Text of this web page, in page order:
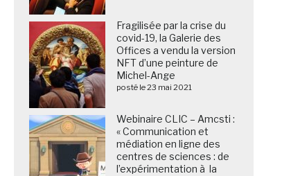
Fragilisée par la crise du
covid-19, la Galerie des
Offices a vendu la version
NFT d’une peinture de
Michel-Ange
posté le 23 mai 2021
Webinaire CLIC – Amcsti :
« Communication et
médiation en ligne des
centres de sciences : de
l’expérimentation à la